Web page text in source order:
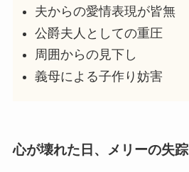
夫からの愛情表現が皆無
公爵夫人としての重圧
周囲からの見下し
義母による子作り妨害
心が壊れた日、メリーの失踪